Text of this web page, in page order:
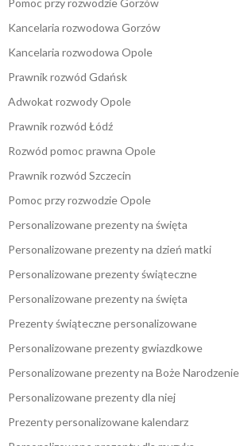
Pomoc przy rozwodzie Gorzów
Kancelaria rozwodowa Gorzów
Kancelaria rozwodowa Opole
Prawnik rozwód Gdańsk
Adwokat rozwody Opole
Prawnik rozwód Łódź
Rozwód pomoc prawna Opole
Prawnik rozwód Szczecin
Pomoc przy rozwodzie Opole
Personalizowane prezenty na święta
Personalizowane prezenty na dzień matki
Personalizowane prezenty świąteczne
Personalizowane prezenty na święta
Prezenty świąteczne personalizowane
Personalizowane prezenty gwiazdkowe
Personalizowane prezenty na Boże Narodzenie
Personalizowane prezenty dla niej
Prezenty personalizowane kalendarz